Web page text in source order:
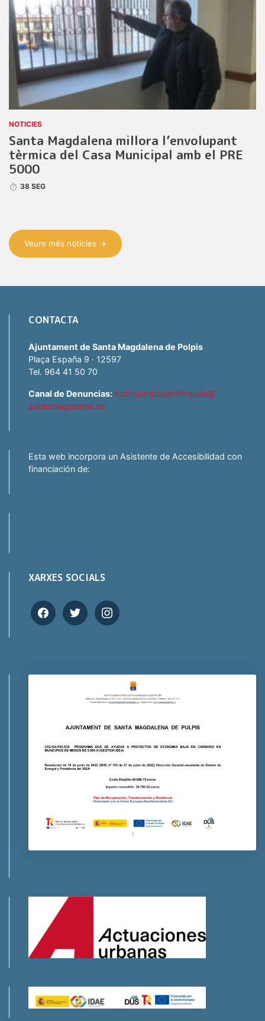
NOTICIES
Santa Magdalena millora l’envolupant
tèrmica del Casa Municipal amb el PRE
5000
38 SEG
Veure més notícies →
CONTACTA
Ajuntament de Santa Magdalena de Polpis
Plaça España 9 · 12597
Tel. 964 41 50 70
Canal de Denuncias: comisionplanantifraude@
santamagdalena.es
Esta web incorpora un Asistente de Accesibilidad con
financiación de:
XARXES SOCIALS
facebooktwitter instagram